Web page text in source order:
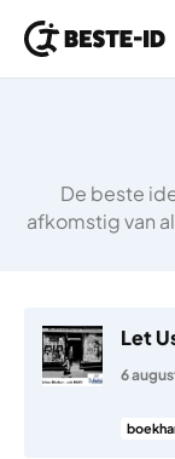
De beste
afkomstig van
Let
6